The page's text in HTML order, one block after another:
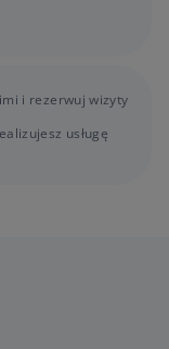
i rezerwuj wizyty
usługę